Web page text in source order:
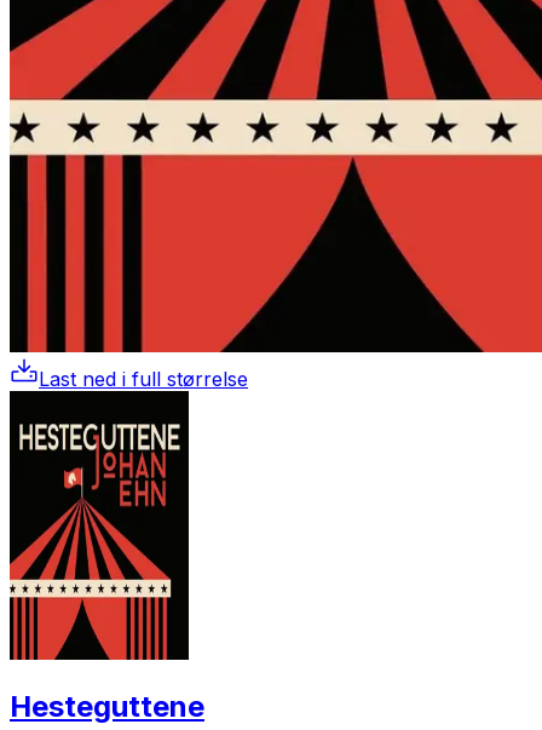
Last ned i full størrelse
Hesteguttene